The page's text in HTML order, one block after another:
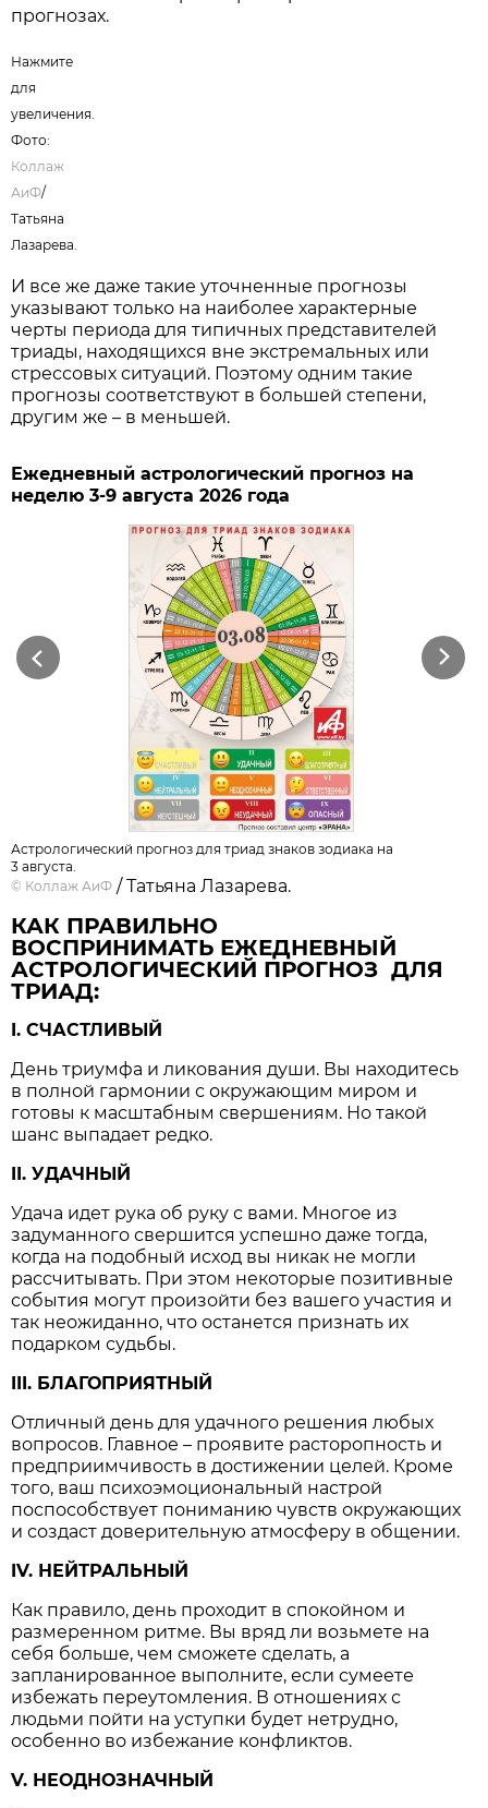
прогнозах.
Нажмите
для
увеличения.
Фото:
Коллаж
АиФ/
Татьяна
Лазарева.
И все же даже такие уточненные прогнозы
указывают только на наиболее характерные
черты периода для типичных представителей
триады, находящихся вне экстремальных или
стрессовых ситуаций. Поэтому одним такие
прогнозы соответствуют в большей степени,
другим же – в меньшей.
Ежедневный астрологический прогноз на
неделю 3-9 августа 2026 года
Previous Next
Астрологический прогноз для триад знаков зодиака на
3 августа.
© Коллаж АиФ / Татьяна Лазарева.
КАК ПРАВИЛЬНО
ВОСПРИНИМАТЬ ЕЖЕДНЕВНЫЙ
АСТРОЛОГИЧЕСКИЙ ПРОГНОЗ ДЛЯ
ТРИАД:
I. СЧАСТЛИВЫЙ
День триумфа и ликования души. Вы находитесь
в полной гармонии с окружающим миром и
готовы к масштабным свершениям. Но такой
шанс выпадает редко.
II. УДАЧНЫЙ
Удача идет рука об руку с вами. Многое из
задуманного свершится успешно даже тогда,
когда на подобный исход вы никак не могли
рассчитывать. При этом некоторые позитивные
события могут произойти без вашего участия и
так неожиданно, что останется признать их
подарком судьбы.
III. БЛАГОПРИЯТНЫЙ
Отличный день для удачного решения любых
вопросов. Главное – проявите расторопность и
предприимчивость в достижении целей. Кроме
того, ваш психоэмоциональный настрой
поспособствует пониманию чувств окружающих
и создаст доверительную атмосферу в общении.
IV. НЕЙТРАЛЬНЫЙ
Как правило, день проходит в спокойном и
размеренном ритме. Вы вряд ли возьмете на
себя больше, чем сможете сделать, а
запланированное выполните, если сумеете
избежать переутомления. В отношениях с
людьми пойти на уступки будет нетрудно,
особенно во избежание конфликтов.
V. НЕОДНОЗНАЧНЫЙ